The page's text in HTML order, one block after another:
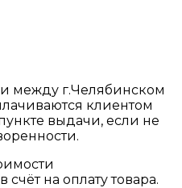
между г.Челябинском
клиентом
выдачи, если не
на оплату товара.